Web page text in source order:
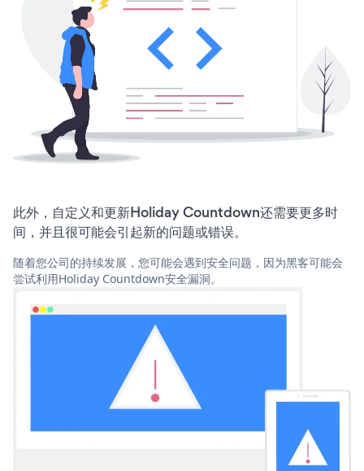
此外，自定义和更新Holiday Countdown还需要更多时
间，并且很可能会引起新的问题或错误。
随着您公司的持续发展，您可能会遇到安全问题，因为黑客可能会
尝试利用Holiday Countdown安全漏洞。